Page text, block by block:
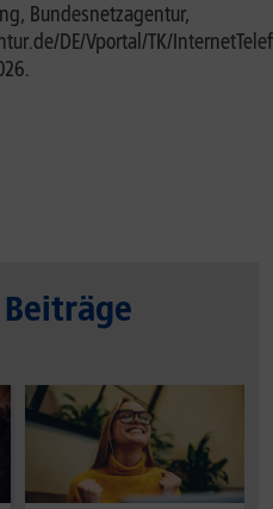
Bundesnetzagentur,
DE/Vportal/TK/